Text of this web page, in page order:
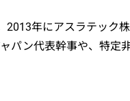
年にアスラテッ
パン代表幹事や、特